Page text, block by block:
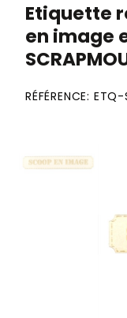
Etiquette
en image
RÉFÉRENCE ETQ-